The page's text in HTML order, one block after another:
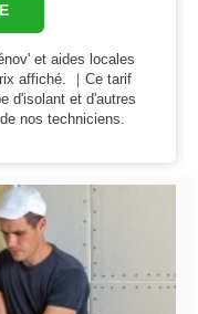
et aides locales
affiché. ｜Ce tarif
d'isolant et d'autres
nos techniciens.